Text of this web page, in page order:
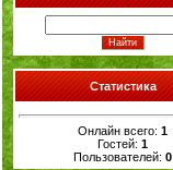
Статистика
Онлайн всего: 1
Гостей: 1
Пользователей: 0